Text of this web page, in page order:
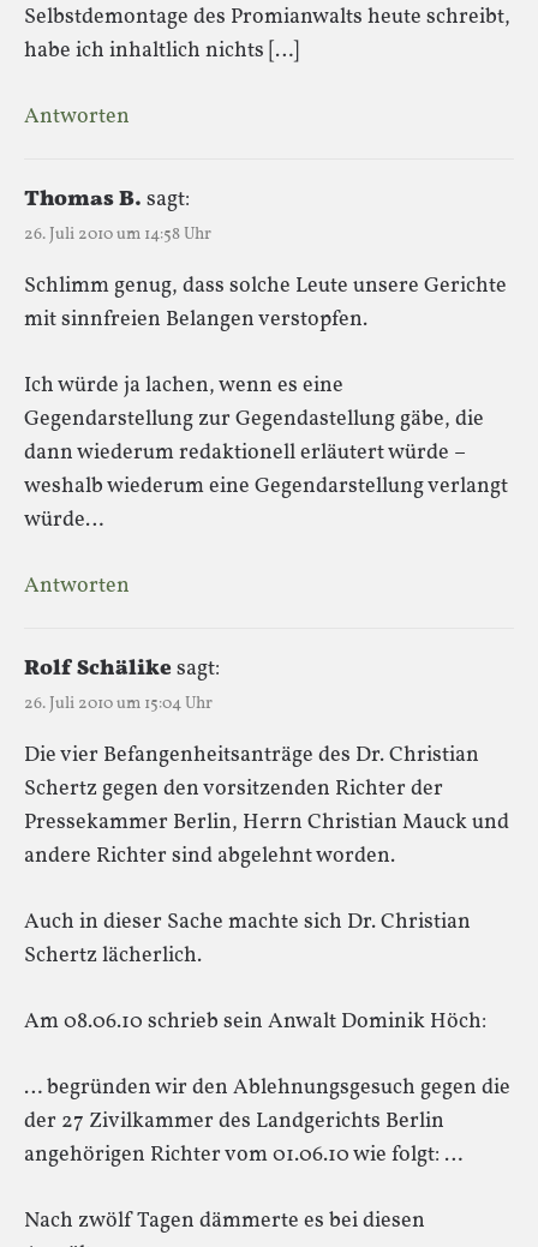
Selbstdemontage des Promianwalts heute schreibt,
habe ich inhaltlich nichts […]
Antworten
Thomas B. sagt:
26. Juli 2010 um 14:58 Uhr
Schlimm genug, dass solche Leute unsere Gerichte
mit sinnfreien Belangen verstopfen.
Ich würde ja lachen, wenn es eine
Gegendarstellung zur Gegendastellung gäbe, die
dann wiederum redaktionell erläutert würde –
weshalb wiederum eine Gegendarstellung verlangt
würde…
Antworten
Rolf Schälikesagt:
26. Juli 2010 um 15:04 Uhr
Die vier Befangenheitsanträge des Dr. Christian
Schertz gegen den vorsitzenden Richter der
Pressekammer Berlin, Herrn Christian Mauck und
andere Richter sind abgelehnt worden.
Auch in dieser Sache machte sich Dr. Christian
Schertz lächerlich.
Am 08.06.10 schrieb sein Anwalt Dominik Höch:
… begründen wir den Ablehnungsgesuch gegen die
der 27 Zivilkammer des Landgerichts Berlin
angehörigen Richter vom 01.06.10 wie folgt: …
Nach zwölf Tagen dämmerte es bei diesen